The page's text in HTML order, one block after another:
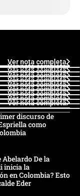
Ver nota completa
Ver nota completa
Ver nota completa
Ver nota completa
Ver nota completa
Ver nota completa
Ver nota completa
Ver nota completa
Ver nota completa
Ver nota completa
discurso de
como
Abelardo De la
inicia la
en Colombia? Esto
Eder